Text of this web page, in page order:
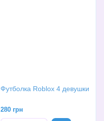
Футболка Roblox 4 девушки
280 грн